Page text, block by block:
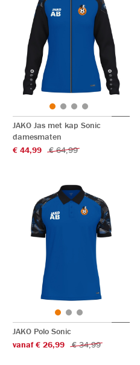
JAKO Jas met kap Sonic
damesmaten
€ 44,99
€ 64,99
JAKO Polo Sonic
vanaf € 26,99
€ 34,99